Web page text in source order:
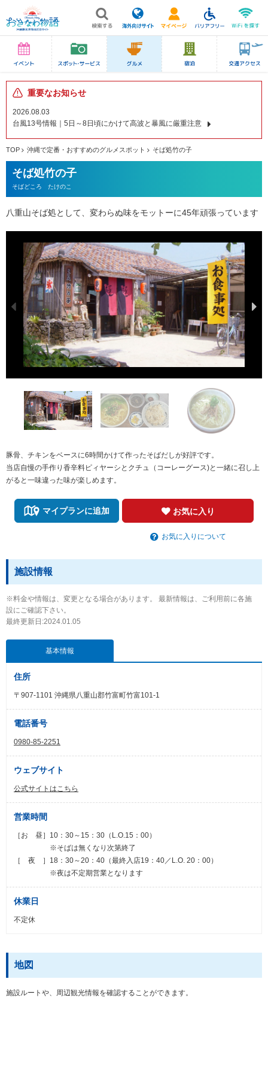
重要なお知らせ
2026.08.03
台風13号情報｜5日～8日頃にかけて高波と暴風に厳重注意
TOP 沖縄で定番・おすすめのグルメスポット そば処竹の子
そば処竹の子
そばどころ たけのこ
八重山そば処として、変わらぬ味をモットーに45年頑張っています
豚骨、チキンをベースに6時間かけて作ったそばだしが好評です。
当店自慢の手作り香辛料ピィヤーシとクチュ（コーレーグース)と一緒に召し上
がると一味違った味が楽しめます。
マイプランに追加 お気に入り
お気に入りについて
施設情報
※料金や情報は、変更となる場合があります。 最新情報は、ご利用前に各施
設にご確認下さい。
最終更新日:2024.01.05
基本情報
住所
〒907-1101 沖縄県八重山郡竹富町竹富101-1
電話番号
0980-85-2251
ウェブサイト
公式サイトはこちら
営業時間
［お 昼］10：30～15：30（L.O.15：00）
※そばは無くなり次第終了
［ 夜 ］18：30～20：40（最終入店19：40／L.O. 20：00）
※夜は不定期営業となります
休業日
不定休
地図
施設ルートや、周辺観光情報を確認することができます。